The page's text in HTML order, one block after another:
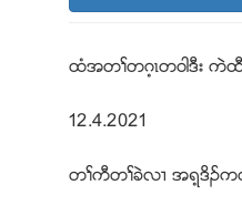
ထံအတႈတဂ့ၚတ၀ါဒီး
12.4.2021
တႈကီတႈခဲလ႕ အရ့ဒိဥကတ